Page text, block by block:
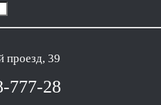
проезд, 39
777-28